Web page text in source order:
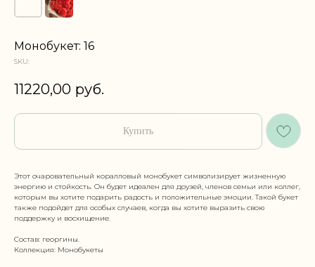
Монобукет: 16
SKU:
11220,00 руб.
Купить
Этот очаровательный коралловый монобукет символизирует жизненную
энергию и стойкость. Он будет идеален для друзей, членов семьи или коллег,
которым вы хотите подарить радость и положительные эмоции. Такой букет
также подойдет для особых случаев, когда вы хотите выразить свою
поддержку и восхищение.
Состав: георгины.
Коллекция: Монобукеты